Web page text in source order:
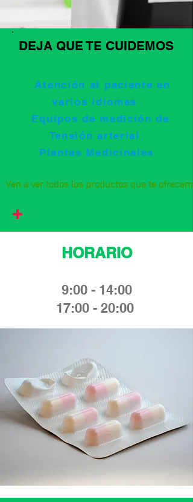
DEJA QUE TE CUIDEMOS
Atención al paciente en
varios idiomas
Equipos de medición de
Tensión arterial
Plantas Medicinales
Ven a ver todos los productos que te
HORARIO
9:00 - 14:00
17:00 - 20:00